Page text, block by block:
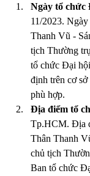
Ngày tổ chức
11/2023.
Thanh Vũ -
tịch Thường
tổ chức Đại
định trên cơ
phù hợp.
Địa điểm tổ
Tp.HCM. Địa
Thân Thanh
chủ tịch
Ban tổ chức